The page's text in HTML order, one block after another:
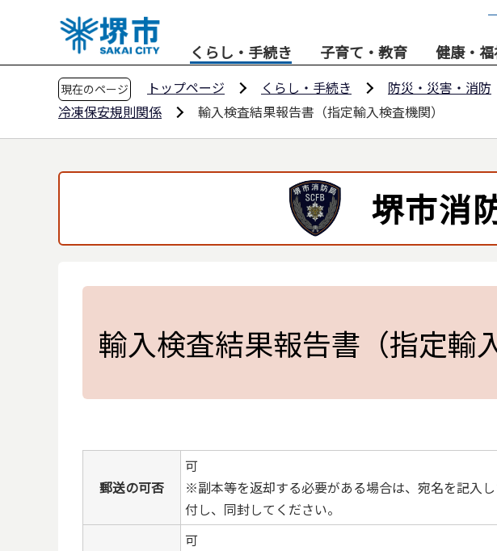
先
くらし・手続き 子育て・教育 健康・
現在のページ トップページ くらし・手続き 防災・災害・消防
冷凍保安規則関係
輸入検査結果報告書（指定輸入検査機関）
堺市消
輸入検査結果報告書（指定輸
郵送の可否
可
※副本等を返却する必要がある場合は、宛名を記入
付し、同封してください。
可